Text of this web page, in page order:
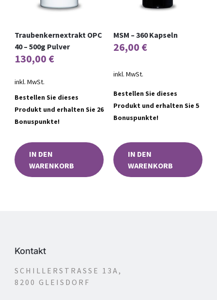
Traubenkernextrakt OPC
40 – 500g Pulver
130,00 €
inkl. MwSt.
Bestellen Sie dieses
Produkt und erhalten Sie 26
Bonuspunkte!
IN DEN
WARENKORB
MSM – 360 Kapseln
26,00 €
inkl. MwSt.
Bestellen Sie dieses
Produkt und erhalten Sie 5
Bonuspunkte!
IN DEN
WARENKORB
Kontakt
SCHILLERSTRASSE 13A,
8200 GLEISDORF